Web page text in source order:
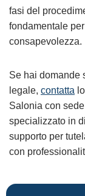
fasi del
fondamentale
consapevolezza.
Se hai domande
legale, contatta
Salonia con
specializzato in
supporto per
con